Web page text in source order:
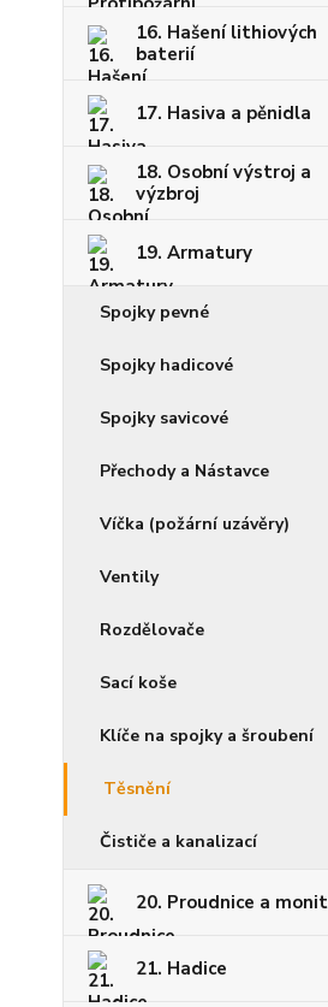
16. Hašení lithiových
baterií
17. Hasiva a pěnidla
18. Osobní výstroj a
výzbroj
19. Armatury
Spojky pevné
Spojky hadicové
Spojky savicové
Přechody a Nástavce
Víčka (požární uzávěry)
Ventily
Rozdělovače
Sací koše
Klíče na spojky a šroubení
Těsnění
Čističe a kanalizací
20. Proudnice a
21. Hadice